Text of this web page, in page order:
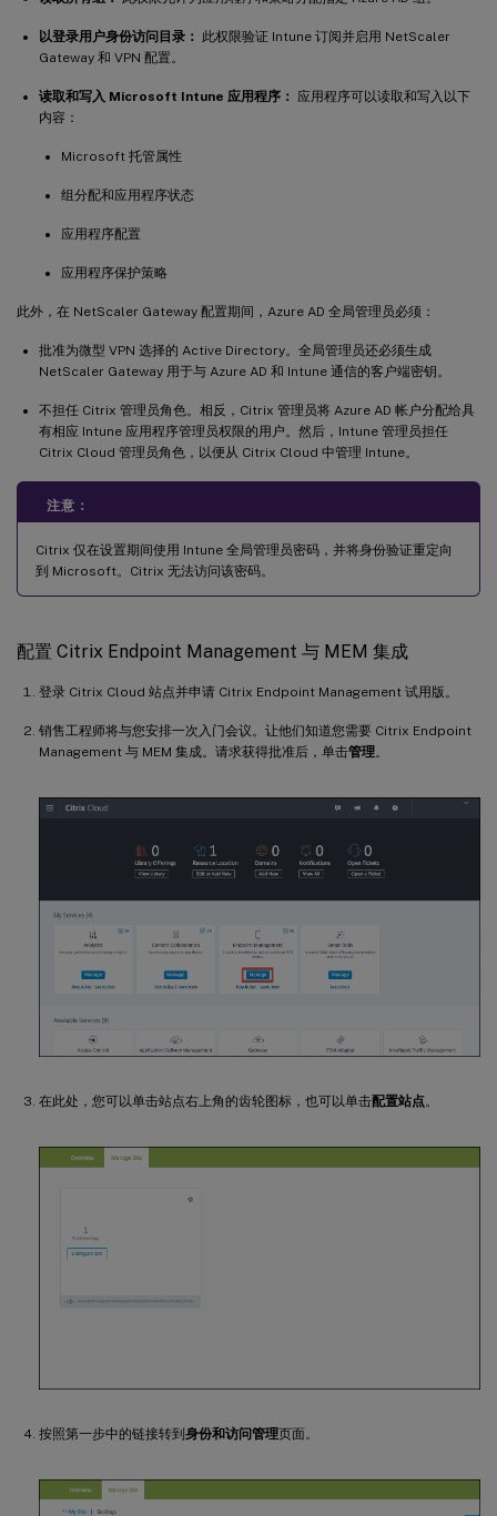
以登录用户身份访问目录：
此权限验证 Intune 订阅并启用 NetScaler
Gateway 和 VPN 配置。
读取和写入 Microsoft Intune 应用程序：
应用程序可以读取和写入以下
内容：
Microsoft 托管属性
组分配和应用程序状态
应用程序配置
应用程序保护策略
此外，在 NetScaler Gateway 配置期间，Azure AD 全局管理员必须：
批准为微型 VPN 选择的 Active Directory。全局管理员还必须生成
NetScaler Gateway 用于与 Azure AD 和 Intune 通信的客户端密钥。
不担任 Citrix 管理员角色。相反，Citrix 管理员将 Azure AD 帐户分配给具
有相应 Intune 应用程序管理员权限的用户。然后，Intune 管理员担任
Citrix Cloud 管理员角色，以便从 Citrix Cloud 中管理 Intune。
注意：
Citrix 仅在设置期间使用 Intune 全局管理员密码，并将身份验证重定向
到 Microsoft。Citrix 无法访问该密码。
配置 Citrix Endpoint Management 与 MEM 集成
登录 Citrix Cloud 站点并申请 Citrix Endpoint Management 试用版。
销售工程师将与您安排一次入门会议。让他们知道您需要 Citrix Endpoint
Management 与 MEM 集成。请求获得批准后，单击管理。
在此处，您可以单击站点右上角的齿轮图标，也可以单击配置站点。
按照第一步中的链接转到 身份和访问管理页面。